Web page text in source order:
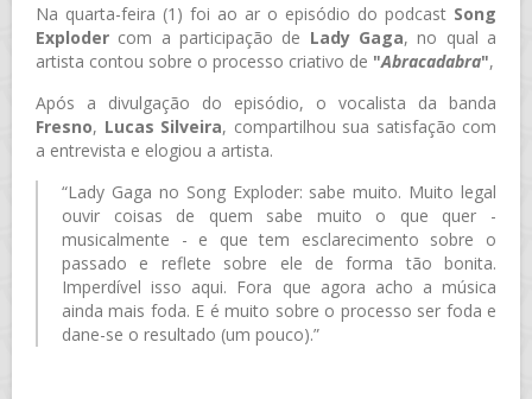
Na quarta-feira (1) foi ao ar o episódio do podcast Song
Exploder com a participação de Lady Gaga, no qual a
artista contou sobre o processo criativo de "Abracadabra",
Após a divulgação do episódio, o vocalista da banda
Fresno, Lucas Silveira, compartilhou sua satisfação com
a entrevista e elogiou a artista.
“Lady Gaga no Song Exploder: sabe muito. Muito legal
ouvir coisas de quem sabe muito o que quer -
musicalmente - e que tem esclarecimento sobre o
passado e reflete sobre ele de forma tão bonita.
Imperdível isso aqui. Fora que agora acho a música
ainda mais foda. E é muito sobre o processo ser foda e
dane-se o resultado (um pouco).”